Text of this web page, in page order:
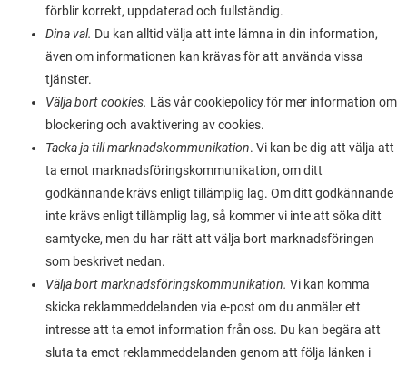
förblir korrekt, uppdaterad och fullständig.
Dina val. Du kan alltid välja att inte lämna in din information,
även om informationen kan krävas för att använda vissa
tjänster.
Välja bort cookies. Läs vår cookiepolicy för mer information om
blockering och avaktivering av cookies.
Tacka ja till marknadskommunikation. Vi kan be dig att välja att
ta emot marknadsföringskommunikation, om ditt
godkännande krävs enligt tillämplig lag. Om ditt godkännande
inte krävs enligt tillämplig lag, så kommer vi inte att söka ditt
samtycke, men du har rätt att välja bort marknadsföringen
som beskrivet nedan.
Välja bort marknadsföringskommunikation. Vi kan komma
skicka reklammeddelanden via e-post om du anmäler ett
intresse att ta emot information från oss. Du kan begära att
sluta ta emot reklammeddelanden genom att följa länken i